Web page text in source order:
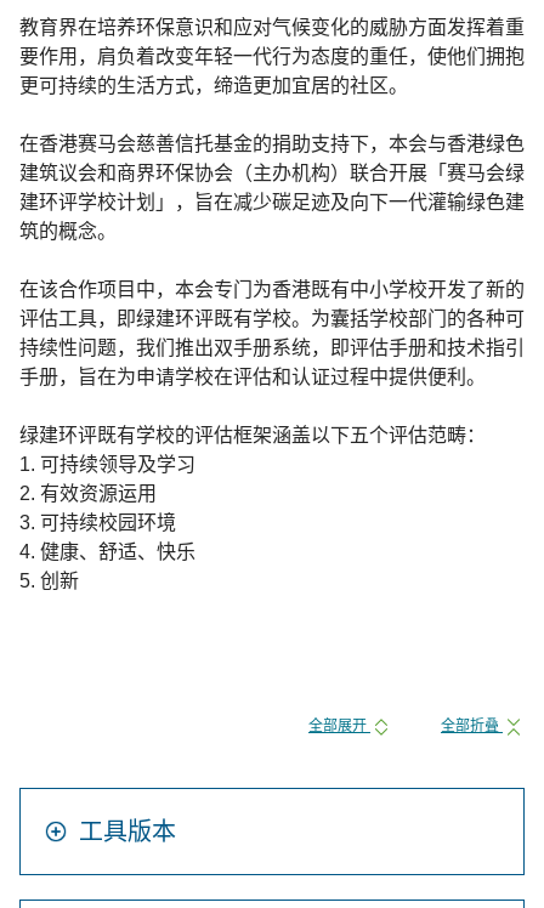
教育界在培养环保意识和应对气候变化的威胁方面发挥着重
要作用，肩负着改变年轻一代行为态度的重任，使他们拥抱
更可持续的生活方式，缔造更加宜居的社区。
在香港赛马会慈善信托基金的捐助支持下，本会与香港绿色
建筑议会和商界环保协会（主办机构）联合开展「赛马会绿
建环评学校计划」，旨在减少碳足迹及向下一代灌输绿色建
筑的概念。
在该合作项目中，本会专门为香港既有中小学校开发了新的
评估工具，即绿建环评既有学校。为囊括学校部门的各种可
持续性问题，我们推出双手册系统，即评估手册和技术指引
手册，旨在为申请学校在评估和认证过程中提供便利。
绿建环评既有学校的评估框架涵盖以下五个评估范畴：
1. 可持续领导及学习
2. 有效资源运用
3. 可持续校园环境
4. 健康、舒适、快乐
5. 创新
全部展开 全部折叠
工具版本